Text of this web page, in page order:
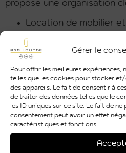
Gérer le
Pour offrir les meilleures expériences,
telles que les cookies pour stocker
des appareils. Le fait de consentir à
de traiter des données telles que le
les ID uniques sur ce site. Le fait de
consentement peut avoir un effet
caractéristiques et fonctions.
propose une organisation
Location de mobilier
de gamme
Coordination